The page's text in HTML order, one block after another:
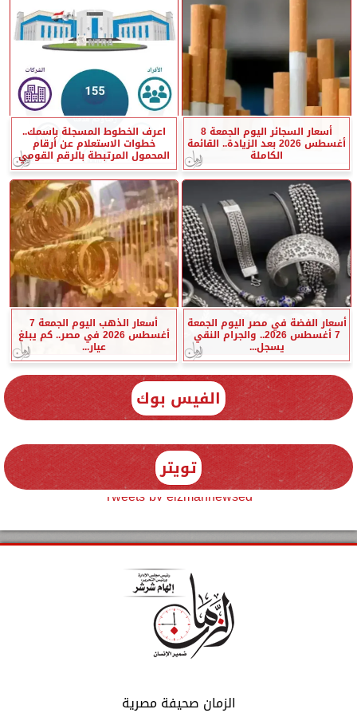
أسعار السجائر اليوم الجمعة 8
أغسطس 2026 بعد الزيادة.. القائمة
الكاملة
اعرف الخطوط المسجلة باسمك..
خطوات الاستعلام عن أرقام
المحمول المرتبطة بالرقم القومي
أسعار الفضة في مصر اليوم الجمعة
7 أغسطس 2026.. والجرام النقي
يسجل...
أسعار الذهب اليوم الجمعة 7
أغسطس 2026 في مصر.. كم يبلغ
عيار...
الفيس بوك
تويتر
Tweets by elzmannewseg
الزمان صحيفة مصرية